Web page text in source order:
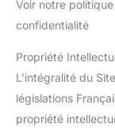
Voir notre
confidentialité
Propriété
L’intégralité du
législations
propriété